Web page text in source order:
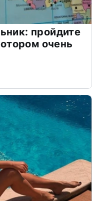
пройдите
очень